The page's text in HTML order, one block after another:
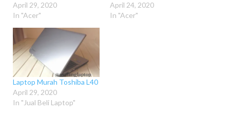
April 29, 2020
In "Acer"
April 24, 2020
In "Acer"
Laptop Murah Toshiba L40
April 29, 2020
In "Jual Beli Laptop"